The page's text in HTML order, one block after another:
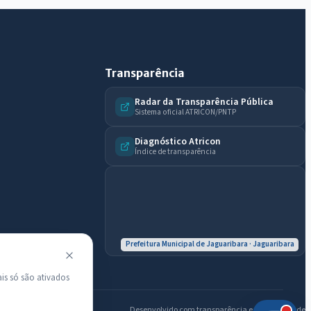
Transparência
Radar da Transparência Pública
Sistema oficial ATRICON/PNTP
Diagnóstico Atricon
Índice de transparência
Prefeitura Municipal de Jaguaribara · Jaguaribara
só são ativados